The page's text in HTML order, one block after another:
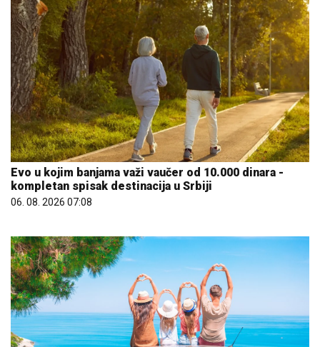
Evo u kojim banjama važi vaučer od 10.000 dinara -
kompletan spisak destinacija u Srbiji
06. 08. 2026 07:08
06. 08. 2026 18:35